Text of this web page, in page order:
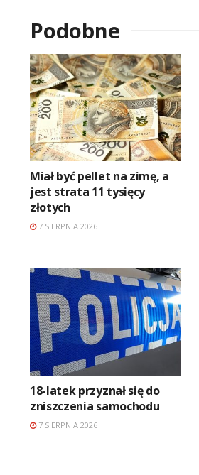
Podobne
Miał być pellet na zimę, a
jest strata 11 tysięcy
złotych
7 SIERPNIA 2026
18-latek przyznał się do
zniszczenia samochodu
7 SIERPNIA 2026